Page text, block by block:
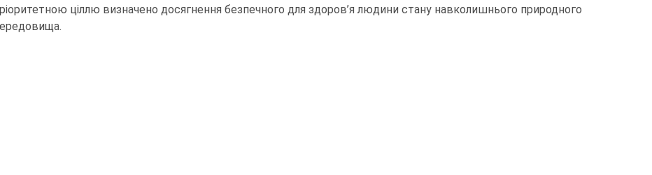
ціллю визначено досягнення безпечного для здоров’я людини стану навколишнього природного